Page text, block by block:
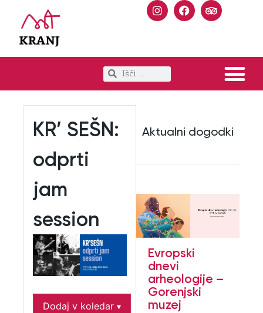
KR’ SEŠN:
odprti
jam
session
Dodaj v koledar ▾
Aktualni dogodki
Evropski
dnevi
arheologije –
Gorenjski
muzej